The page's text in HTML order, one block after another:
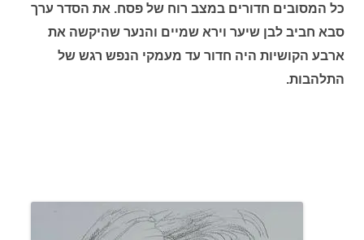
כל המסובים חדורים במצב רוח של פסח. את הסדר ערך
סבא חביב לבן שיער וירא שמיים והנער שהיקשה את
ארבע הקושיות היה חדור עד מעמקי הנפש רגש של
התלהבות.